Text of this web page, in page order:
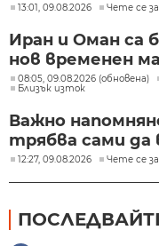
13:01, 09.08.2026 Чете се
Иран и Оман са
нов временен
08:05, 09.08.2026 (обновена)
Близък изток
Важно
трябва сами да
12:27, 09.08.2026 Чете се